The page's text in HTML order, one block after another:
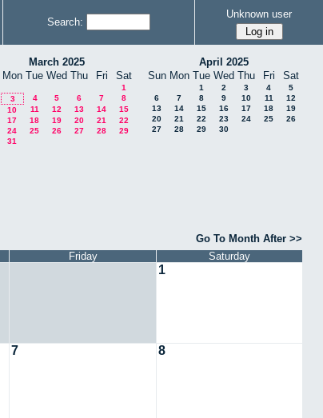
Search:
Unknown user
March 2025
Mon Tue Wed Thu Fri Sat
1
3 4 5 6 7
8
10 11 12 13 14
15
17 18 19 20 21
22
24 25 26 27 28
29
31
April 2025
Sun Mon Tue Wed Thu Fri Sat
1 2 3 4
5
6
7 8 9 10 11
12
13
14 15 16 17 18
19
20
21 22 23 24 25
26
27
28 29 30
Go To Month After >>
Friday Saturday
1
7 8